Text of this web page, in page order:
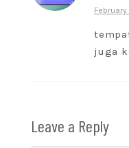
juga
Leave a Reply